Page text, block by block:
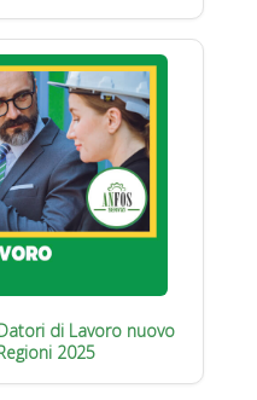
di Lavoro nuovo
2025